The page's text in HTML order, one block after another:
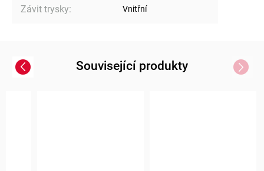
Závit trysky: Vnitřní
Související produkty
Previous Next